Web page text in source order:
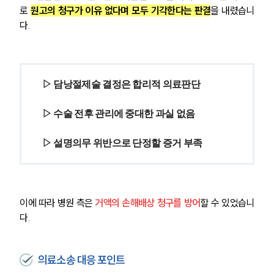
구성원 소개
소식/자료
언론보도
공지사항
법률서식
대륜법률상담예약
로 원고의 청구가 이유 없다며 모두 기각한다는 판결을 내렸습니
다.
▷ 담낭절제술 결정은 합리적 의료판단
▷ 수술 전후 관리에 중대한 과실 없음
▷ 설명의무 위반으로 단정할 증거 부족
이에 따라 병원 측은 거액의 손해배상 청구를 방어할 수 있었습니
다.
의료소송 대응 포인트